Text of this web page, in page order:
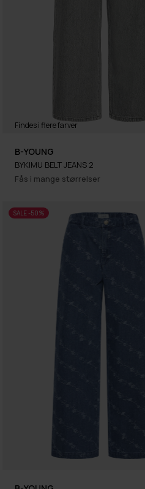
Findes i flere farver
Fås i mange størrelser
B-YOUNG
BYKIMU BELT JEANS 2
SALE -50%